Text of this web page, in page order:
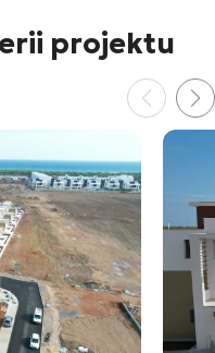
projektu